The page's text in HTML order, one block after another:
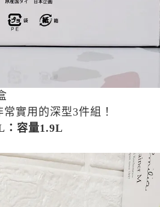
常實用的深型3件組！
：容量1.9L